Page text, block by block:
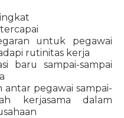
untuk pegawai
rutinitas kerja
sampai-sampai
pegawai sampai-
kerjasama dalam